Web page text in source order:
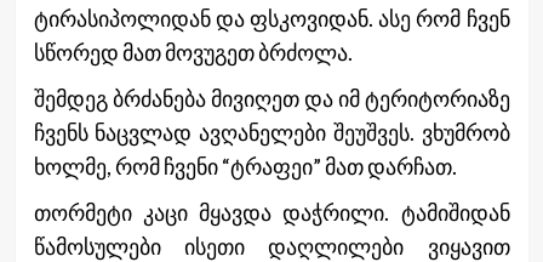
ტირასიპოლიდან და ფსკოვიდან. ასე რომ ჩვენ
სწორედ მათ მოვუგეთ ბრძოლა.
შემდეგ ბრძანება მივიღეთ და იმ ტერიტორიაზე
ჩვენს ნაცვლად ავღანელები შეუშვეს. ვხუმრობ
ხოლმე, რომ ჩვენი “ტრაფეი” მათ დარჩათ.
თორმეტი კაცი მყავდა დაჭრილი. ტამიშიდან
წამოსულები ისეთი დაღლილები ვიყავით